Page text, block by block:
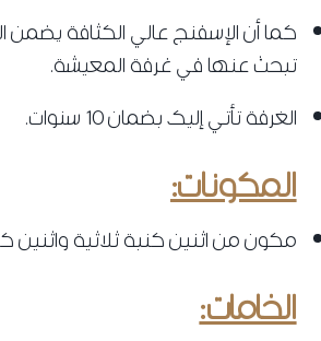
كما أن الإسفنج عالي الكثافة يضمن
تبحث عنها في غرفة المعيشة.
الغرفة تأتي إليك بضمان 10 سنوات.
المكونات:
مكون من اثنين كنبة ثلاثية واثنين
الخامات: